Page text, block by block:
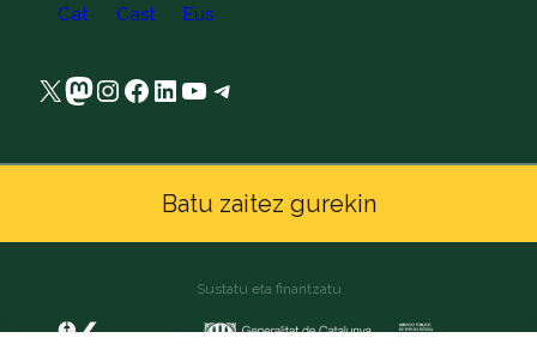
Cat Cast Eus
X Mastodon
Instagram
Facebook
LinkedIn
YouTube
Telegram
Batu zaitez gurekin
Sustatu eta finantzatu